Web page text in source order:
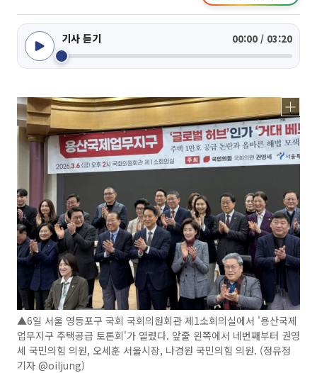
기사 듣기 00:00 / 03:20
▲6일 서울 영등포구 국회 국회의원회관 제1소회의실에서 '용산국제
업무지구 주택공급 토론회'가 열렸다. 앞줄 왼쪽에서 네번째부터 권영
세 국민의힘 의원, 오세훈 서울시장, 나경원 국민의힘 의원. (정유정
기자 @oiljung)